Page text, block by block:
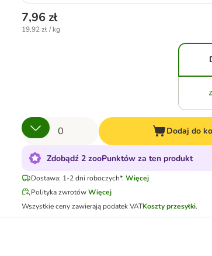
7,96 zł
19,92 zł / kg
Dodaj do
Zdobądź 2 zooPunktów za ten produkt
Dostawa: 1-2 dni roboczych*. Więcej
Polityka zwrotów Więcej
Wszystkie ceny zawierają podatek VATKoszty przesyłki.